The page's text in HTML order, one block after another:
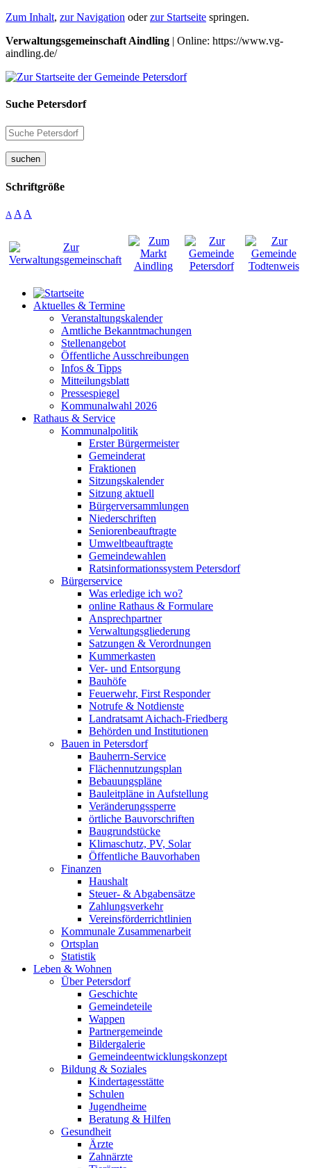
Zum Inhalt, zur Navigation oderzur Startseite springen.
Verwaltungsgemeinschaft Aindling | Online: https://www.vg-
aindling.de/
Suche Petersdorf
suchen
Schriftgröße
A A A
Aktuelles & Termine
Veranstaltungskalender
Amtliche Bekanntmachungen
Stellenangebot
Öffentliche Ausschreibungen
Infos & Tipps
Mitteilungsblatt
Pressespiegel
Kommunalwahl 2026
Rathaus & Service
Kommunalpolitik
Erster Bürgermeister
Gemeinderat
Fraktionen
Sitzungskalender
Sitzung aktuell
Bürgerversammlungen
Niederschriften
Seniorenbeauftragte
Umweltbeauftragte
Gemeindewahlen
Ratsinformationssystem Petersdorf
Bürgerservice
Was erledige ich wo?
online Rathaus & Formulare
Ansprechpartner
Verwaltungsgliederung
Satzungen & Verordnungen
Kummerkasten
Ver- und Entsorgung
Bauhöfe
Feuerwehr, First Responder
Notrufe & Notdienste
Landratsamt Aichach-Friedberg
Behörden und Institutionen
Bauen in Petersdorf
Bauherrn-Service
Flächennutzungsplan
Bebauungspläne
Bauleitpläne in Aufstellung
Veränderungssperre
örtliche Bauvorschriften
Baugrundstücke
Klimaschutz, PV, Solar
Öffentliche Bauvorhaben
Finanzen
Haushalt
Steuer- & Abgabensätze
Zahlungsverkehr
Vereinsförderrichtlinien
Kommunale Zusammenarbeit
Ortsplan
Statistik
Leben & Wohnen
Über Petersdorf
Geschichte
Gemeindeteile
Wappen
Partnergemeinde
Bildergalerie
Gemeindeentwicklungskonzept
Bildung & Soziales
Kindertagesstätte
Schulen
Jugendheime
Beratung & Hilfen
Gesundheit
Ärzte
Zahnärzte